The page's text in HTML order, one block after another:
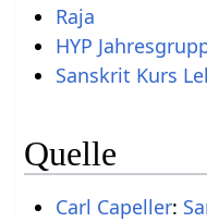
Raja
HYP
Sanskrit Kurs
Quelle
Carl Capeller: